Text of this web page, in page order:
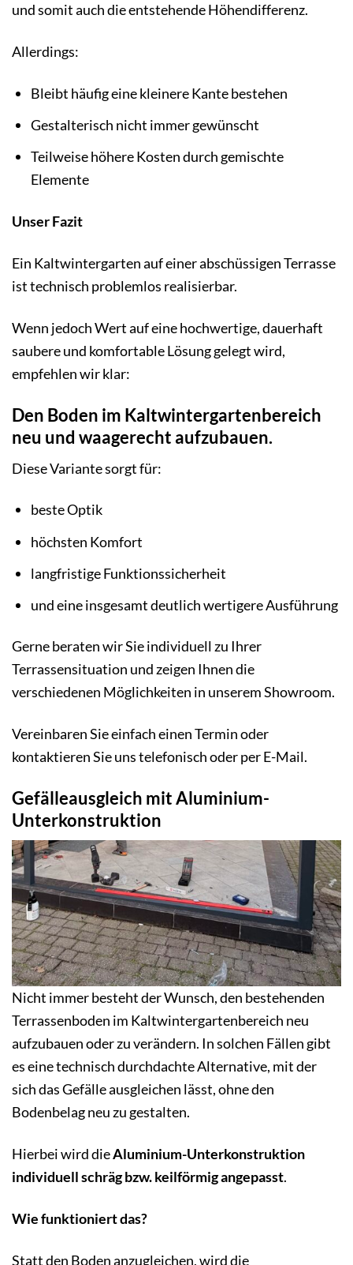
und somit auch die entstehende Höhendifferenz.
Allerdings:
Bleibt häufig eine kleinere Kante bestehen
Gestalterisch nicht immer gewünscht
Teilweise höhere Kosten durch gemischte
Elemente
Unser Fazit
Ein Kaltwintergarten auf einer abschüssigen Terrasse
ist technisch problemlos realisierbar.
Wenn jedoch Wert auf eine hochwertige, dauerhaft
saubere und komfortable Lösung gelegt wird,
empfehlen wir klar:
Den Boden im Kaltwintergartenbereich
neu und waagerecht aufzubauen.
Diese Variante sorgt für:
beste Optik
höchsten Komfort
langfristige Funktionssicherheit
und eine insgesamt deutlich wertigere Ausführung
Gerne beraten wir Sie individuell zu Ihrer
Terrassensituation und zeigen Ihnen die
verschiedenen Möglichkeiten in unserem Showroom.
Vereinbaren Sie einfach einen Termin oder
kontaktieren Sie uns telefonisch oder per E-Mail.
Gefälleausgleich mit Aluminium-
Unterkonstruktion
Nicht immer besteht der Wunsch, den bestehenden
Terrassenboden im Kaltwintergartenbereich neu
aufzubauen oder zu verändern. In solchen Fällen gibt
es eine technisch durchdachte Alternative, mit der
sich das Gefälle ausgleichen lässt, ohne den
Bodenbelag neu zu gestalten.
Hierbei wird dieAluminium-Unterkonstruktion
individuell schräg bzw. keilförmig angepasst.
Wie funktioniert das?
Statt den Boden anzugleichen, wird die